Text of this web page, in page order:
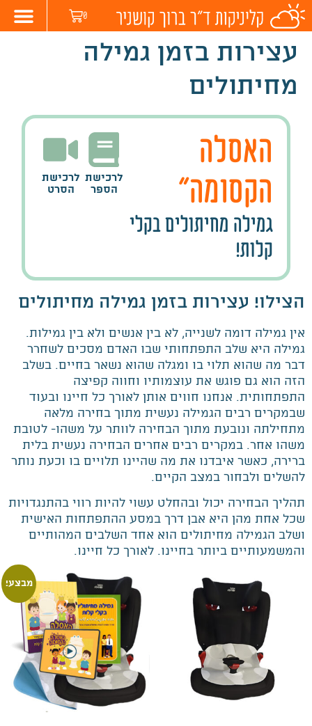
לתוכן
0
עצירות בזמן גמילה
מחיתולים
האסלה
הקסומה”
גמילה מחיתולים בקלי
קלות!
לרכישת
הספר
לרכישת
הסרט
הצילו! עצירות בזמן גמילה מחיתולים
אין גמילה דומה לשנייה, לא בין אנשים ולא בין גמילות.
גמילה היא שלב התפתחותי שבו האדם מסכים לשחרר
דבר מה שהוא תלוי בו ומגלה שהוא נשאר בחיים. בשלב
הזה הוא גם פוגש את עוצמותיו וחווה קפיצה
התפתחותית. אנחנו חווים אותן לאורך כל חיינו ובעוד
שבמקרים רבים הגמילה נעשית מתוך בחירה מלאה
מתחילתה ונובעת מתוך הבחירה לוותר על משהו- לטובת
משהו אחר. במקרים רבים אחרים הבחירה נעשית בלית
ברירה, כאשר איבדנו את מה שהיינו תלויים בו וכעת נותר
להשלים ולבחור במצב הקיים.
תהליך הבחירה יכול ובהחלט עשוי להיות רווי בהתנגדויות
שכל אחת מהן היא אבן דרך במסע ההתפתחות האישית
ושלב הגמילה מחיתולים הוא אחד השלבים המהותיים
והמשמעותיים ביותר בחיינו. לאורך כל חיינו.
מבצע!